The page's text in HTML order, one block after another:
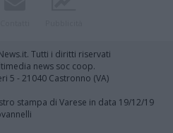
Tutti i diritti riservati
news soc coop.
5 - 21040 Castronno (VA)
stampa di Varese in data 19/12/19